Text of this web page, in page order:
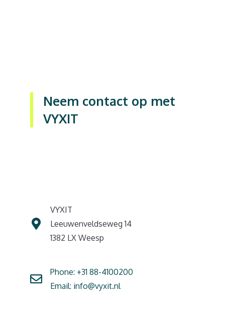
Neem contact op met
VYXIT
VYXIT
Leeuwenveldseweg 14
1382 LX Weesp
Phone: +31 88-4100200
Email: info@vyxit.nl